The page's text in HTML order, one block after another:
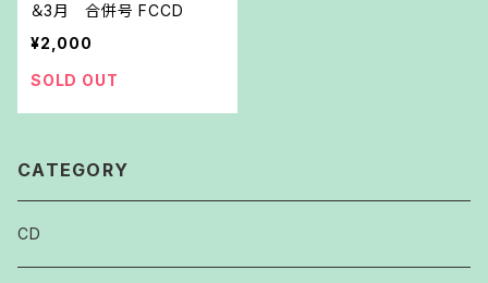
＆3月 合併号 FCCD
¥2,000
SOLD OUT
CATEGORY
CD